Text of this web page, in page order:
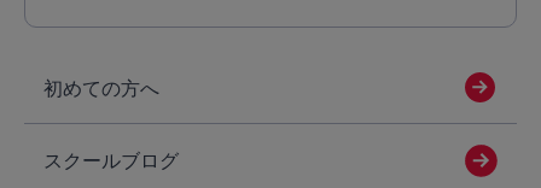
初めての方へ
スクールブログ